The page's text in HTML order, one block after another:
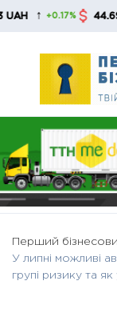
Skip
↑ +0.17% 44.69 UAH
Перший
У липні можливі
групі ризику та